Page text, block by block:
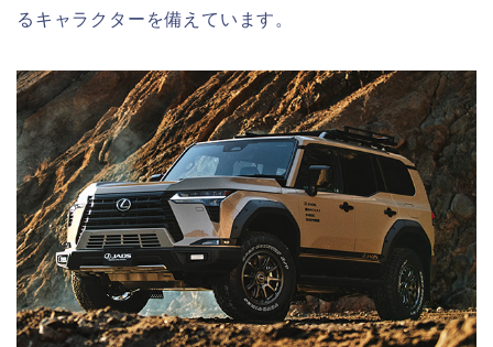
るキャラクターを備えています。